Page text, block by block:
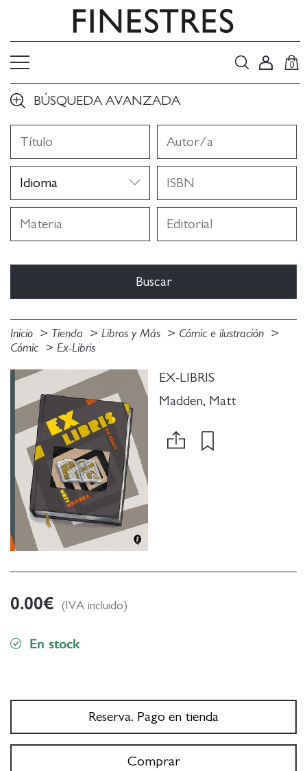
0
BÚSQUEDA AVANZADA
Inicio Tienda Libros y Más
Cómic e ilustración
Cómic
Ex-Libris
EX-LIBRIS
Madden, Matt
0.00€ (IVA incluido)
En stock
Reserva. Pago en tienda
Comprar